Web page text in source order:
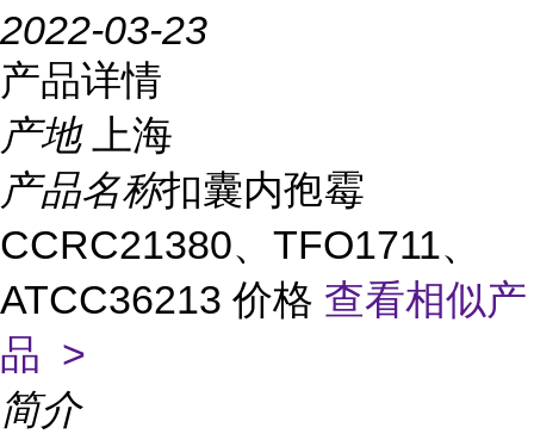
2022-03-23
产品详情
产地
上海
产品名称扣囊内孢霉
CCRC21380、TFO1711、
ATCC36213 价格 查看相似产
品 >
简介